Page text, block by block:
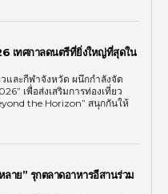
เทศกาลดนตรีที่ยิ่งใหญ่ที่สุดใน
และกีฬาจังหวัด ผนึกกำลังจัด
เพื่อส่งเสริมการท่องเที่ยว
the Horizon” สนุกกันให้
าย” รุกตลาดอาหารอีสานร่วม